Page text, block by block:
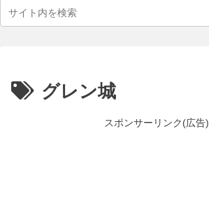
グレン城
スポンサーリンク(広告)